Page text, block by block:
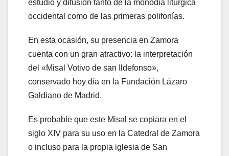
estudio y difusión tanto de la monodia litúrgica
occidental como de las primeras polifonías.
En esta ocasión, su presencia en Zamora
cuenta con un gran atractivo: la interpretación
del «Misal Votivo de san Ildefonso»,
conservado hoy día en la Fundación Lázaro
Galdiano de Madrid.
Es probable que este Misal se copiara en el
siglo XIV para su uso en la Catedral de Zamora
o incluso para la propia iglesia de San